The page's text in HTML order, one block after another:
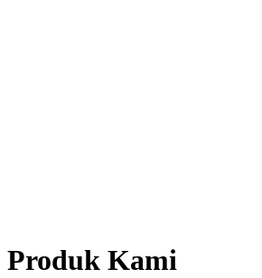
Produk Kami